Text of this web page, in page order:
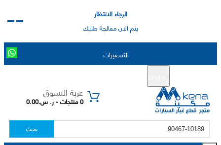
الرجاء الانتظار
يتم الان معالجة طلبك
التسعيرات
عربة التسوق
0 منتجات - ر. س.0.00
بحث